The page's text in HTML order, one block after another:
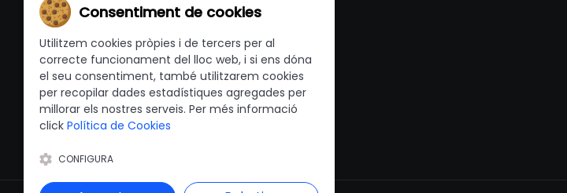
Consentiment de cookies
Utilitzem cookies pròpies i de tercers per al
correcte funcionament del lloc web, i si ens dóna
el seu consentiment, també utilitzarem cookies
per recopilar dades estadístiques agregades per
millorar els nostres serveis. Per més informació
click Política de Cookies
CONFIGURA